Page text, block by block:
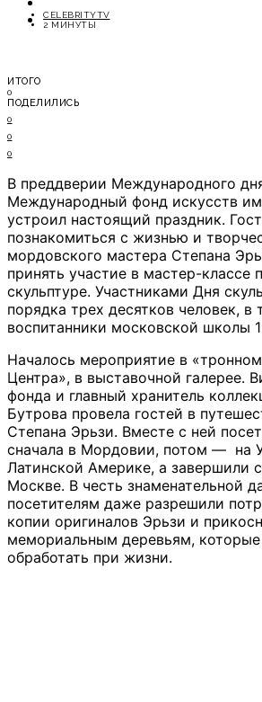
СОВЕТЫ ЭКСПЕРТОВ
CELEBRITYTV
2 МИНУТЫ
ИТОГО
0
ПОДЕЛИЛИСЬ
0
0
0
В преддверии Международного
Международный фонд искусств
устроил настоящий праздник.
познакомиться с жизнью и
мордовского мастера Степана
принять участие в мастер-классе
скульптуре. Участниками Дня
порядка трех десятков человек, в
воспитанники московской школы
Началось мероприятие в
Центра», в выставочной галерее.
фонда и главный хранитель
Бутрова провела гостей в
Степана Эрьзи. Вместе с ней
сначала в Мордовии, потом — на
Латинской Америке, а завершили
Москве. В честь знаменательной
посетителям даже разрешили
копии оригиналов Эрьзи и
мемориальным деревьям, которые
обработать при жизни.